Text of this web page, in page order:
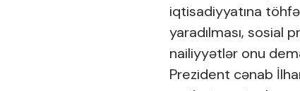
iqtisadiyyatına
yaradılması, sosial
nailiyyətlər onu
Prezident cənab